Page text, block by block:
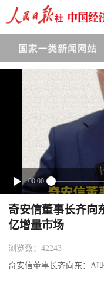
00:00
奇安信董事长齐向
亿增量市场
浏览数：42243
奇安信董事长齐向东：AI